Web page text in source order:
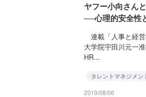
ヤフー小向さん
──心理的安全性
連載「人事と経
大学院宇田川元一
HR...
タレントマネジメン
2019/08/06